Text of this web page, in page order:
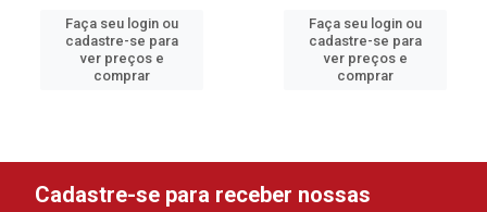
Faça seu login ou
cadastre-se para
ver preços e
comprar
Faça seu login ou
cadastre-se para
ver preços e
comprar
Cadastre-se para receber nossas